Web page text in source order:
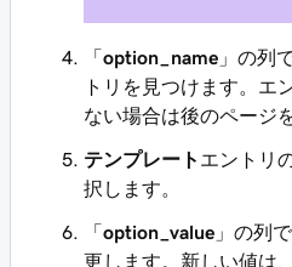
「 option_name 」の列
トリを見つけます。エ
ない場合は後のページ
テンプレート エントリ
択します。
「 option_value 」の列
更します。新しい値は